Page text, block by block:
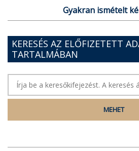
Gyakran ismételt
KERESÉS AZ ELŐFIZETETT
TARTALMÁBAN